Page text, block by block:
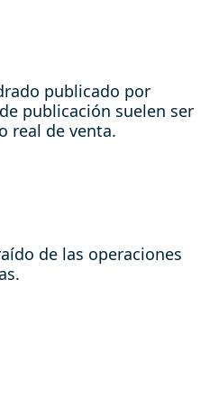
publicado por
publicación suelen ser
real de venta.
de las operaciones